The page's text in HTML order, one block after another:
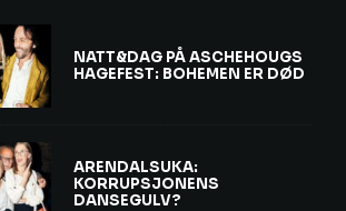
NATT&DAG PÅ ASCHEHOUGS
HAGEFEST: BOHEMEN ER DØD
ARENDALSUKA:
KORRUPSJONENS
DANSEGULV?